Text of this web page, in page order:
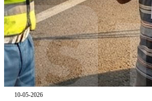
10-05-2026